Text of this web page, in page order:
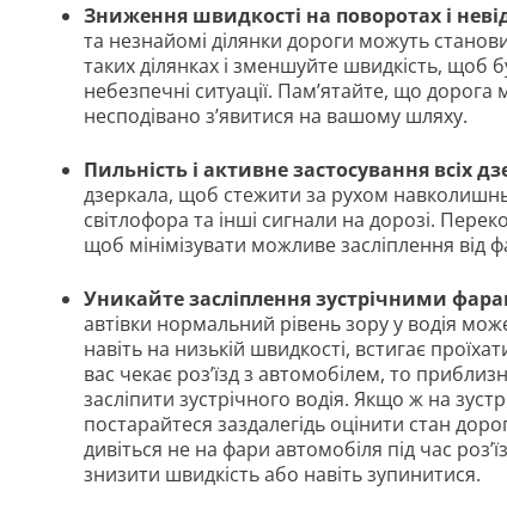
Зниження швидкості на поворотах і
та незнайомі ділянки дороги можуть
таких ділянках і зменшуйте швидкість,
небезпечні ситуації. Пам’ятайте, що
несподівано з’явитися на вашому шляху.
Пильність і активне застосування всіх
дзеркала, щоб стежити за рухом
світлофора та інші сигнали на дорозі.
щоб мінімізувати можливе засліплення від
Уникайте засліплення зустрічними
автівки нормальний рівень зору у водія
навіть на низькій швидкості, встигає
вас чекає роз’їзд з автомобілем, то
засліпити зустрічного водія. Якщо ж на
постарайтеся заздалегідь оцінити стан
дивіться не на фари автомобіля під час
знизити швидкість або навіть зупинитися.